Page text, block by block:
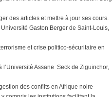
des articles et mettre à jour ses cours.
Université Gaston Berger de Saint-Louis,
et crise politico-sécuritaire en
l’Université Assane Seck de Ziguinchor,
des conflits en Afrique noire